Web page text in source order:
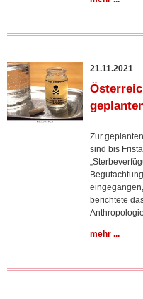
21.11.2021
Zur
sind bis
berichtete
mehr ...